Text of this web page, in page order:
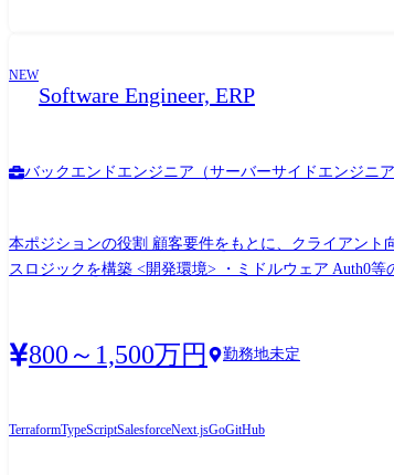
NEW
Software Engineer, ERP
バックエンドエンジニア（サーバーサイドエンジニア
本ポジションの役割 顧客要件をもとに、クライアント向けにカスタマイズ
スロジックを構築 <開発環境> ・ミドルウェア Auth0等のIDP, Tailor Platform ・監視 Datadog ・環境構築関連 Docker, docker-compose, Terraform ・言語 TypeScript, GO, CUE, cel-go ・フレーム
800～1,500万円 勤務地未定
TerraformTypeScriptSalesforceNext.jsGoGitHub